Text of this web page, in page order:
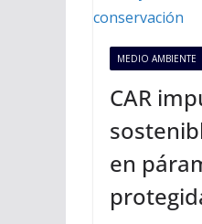
MEDIO AMBIENTE
CAR
en